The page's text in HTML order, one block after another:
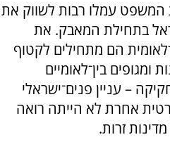
עמלו רבות לשווק את
בתחילת המאבק. את
הם מתחילים לקטוף
ומגופים בין־לאומיים
– עניין פנים־ישראלי
אחרת לא הייתה רואה
זרות.